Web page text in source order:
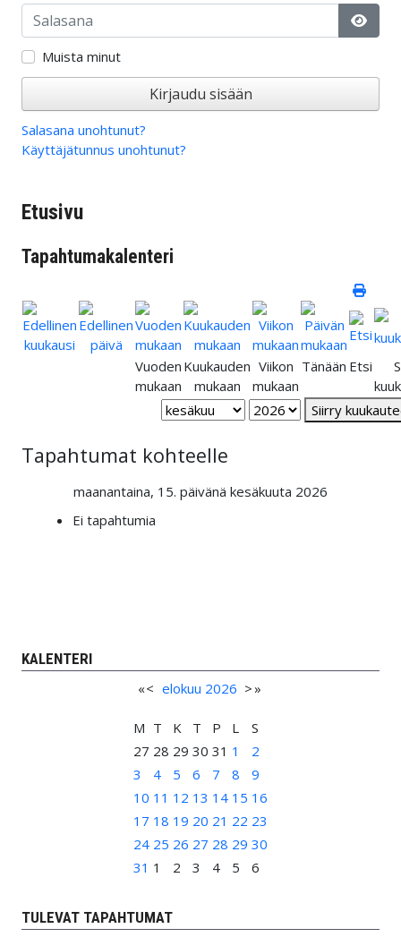
Salasana
Muista minut
Kirjaudu sisään
Salasana unohtunut?
Käyttäjätunnus unohtunut?
Etusivu
Tapahtumakalenteri
Vuoden
mukaan
Kuukauden
mukaan
Viikon
mukaan
Tänään Etsi
Siirry
Tapahtumat kohteelle
maanantaina, 15. päivänä kesäkuuta 2026
Ei tapahtumia
KALENTERI
«< elokuu 2026 >»
M T K T P L
S
27 28 29 30 31 1
2
3
4 5 6 7 8
9
10 11 12 13 14 15 16
17 18 19 20 21 22 23
24 25 26 27 28 29 30
31 1 2 3 4 5 6
TULEVAT TAPAHTUMAT